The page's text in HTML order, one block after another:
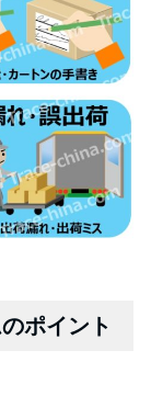
ポイント